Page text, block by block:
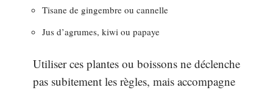
Tisane de gingembre ou cannelle
Jus d’agrumes, kiwi ou papaye
Utiliser ces plantes ou boissons ne déclenche
pas subitement les règles, mais accompagne